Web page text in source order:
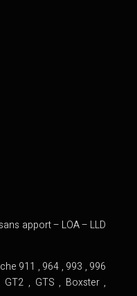
apport – LOA – LLD
911 , 964 , 993 , 996
, GTS , Boxster ,